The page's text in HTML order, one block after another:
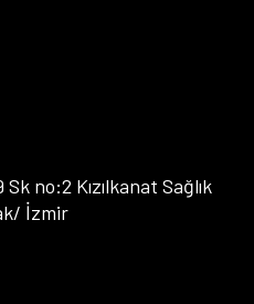
no:2 Kızılkanat Sağlık
İzmir